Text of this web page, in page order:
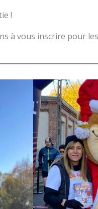
!
à vous inscrire pour